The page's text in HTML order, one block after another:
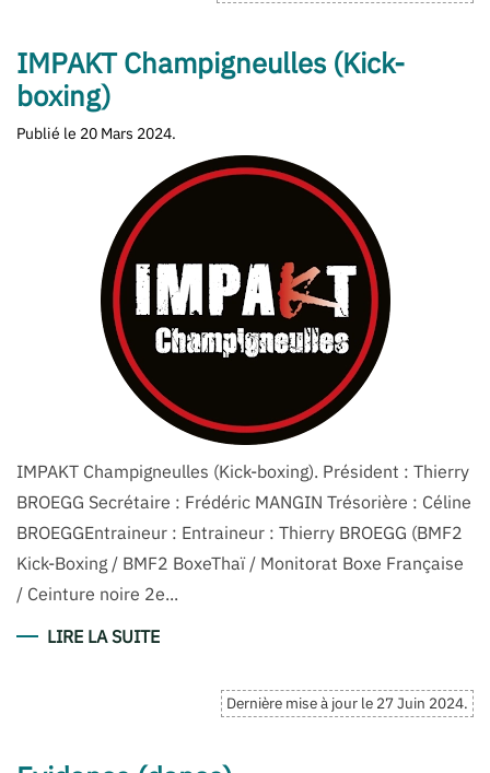
IMPAKT Champigneulles (Kick-
boxing)
Publié le 20 Mars 2024.
IMPAKT Champigneulles (Kick-boxing). Président : Thierry
BROEGG Secrétaire : Frédéric MANGIN Trésorière : Céline
BROEGGEntraineur : Entraineur : Thierry BROEGG (BMF2
Kick-Boxing / BMF2 BoxeThaï / Monitorat Boxe Française
/ Ceinture noire 2e...
LIRE LA SUITE
Dernière mise à jour le 27 Juin 2024.